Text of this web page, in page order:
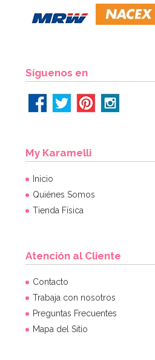
Síguenos en
My Karamelli
Inicio
Quiénes Somos
Tienda Física
Atención al Cliente
Contacto
Trabaja con nosotros
Preguntas Frecuentes
Mapa del Sitio